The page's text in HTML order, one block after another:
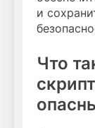
и
Что